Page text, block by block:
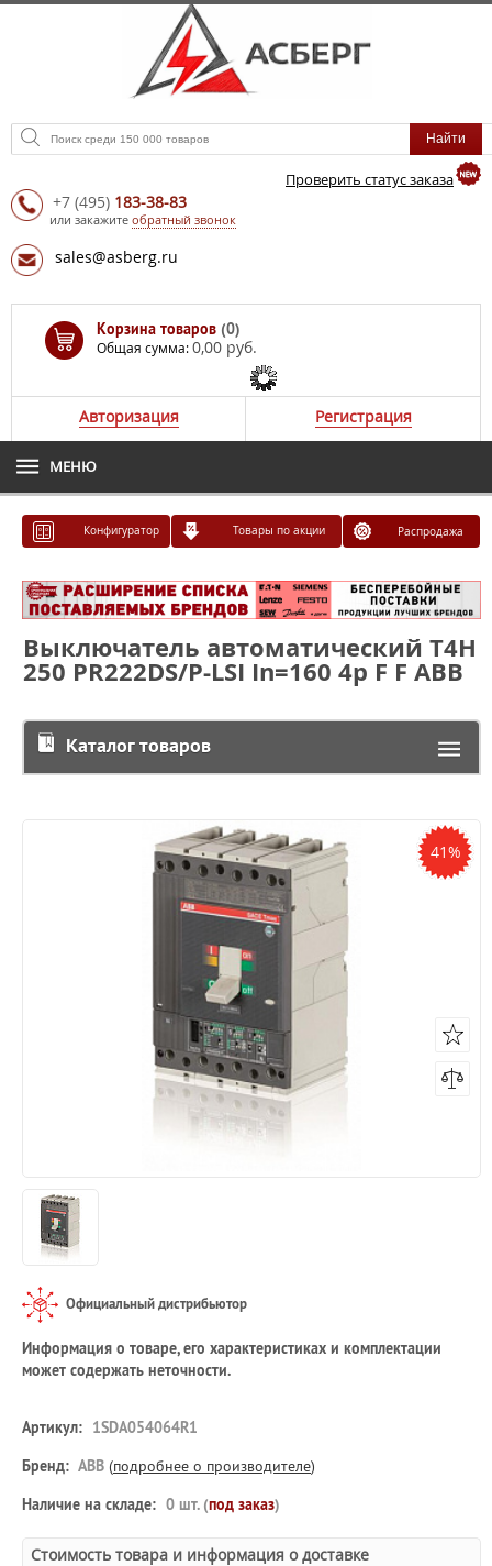
Проверить статус заказа
+7 (495) 183-38-83
или закажите обратный звонок
sales@asberg.ru
Корзина товаров (0)
Общая сумма:0,00 руб.
Авторизация Регистрация
МЕНЮ
Конфигуратор Товары по акции Распродажа
Выключатель автоматический T4H
250 PR222DS/P-LSI In=160 4p F F ABB
Каталог товаров
41%
Официальный дистрибьютор
Информация о товаре, его характеристиках и комплектации
может содержать неточности.
Артикул: 1SDA054064R1
Бренд: ABB (подробнее о производителе)
Наличие на складе: 0 шт. (под заказ)
Стоимость товара и информация о доставке